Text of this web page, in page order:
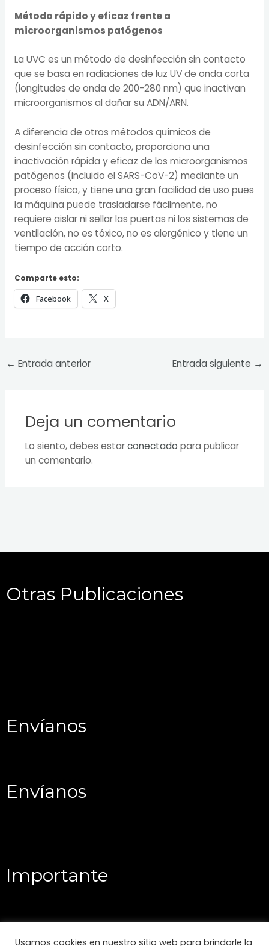
Método rápido y eficaz frente a
microorganismos patógenos
La UVC es un método de desinfección sin contacto
que se basa en radiaciones de luz UV de onda corta
(longitudes de onda de 200-280 nm) que inactivan
microorganismos al dañar su ADN/ARN.
A diferencia de otros métodos químicos de
desinfección sin contacto, proporciona una
inactivación rápida y eficaz de los microorganismos
patógenos (incluido el SARS-CoV-2) mediante un
proceso físico, y tiene una gran facilidad de uso pues
la máquina puede trasladarse fácilmente, no
requiere aislar ni sellar las puertas ni los sistemas de
ventilación, no es tóxico, no es alergénico y tiene un
tiempo de acción corto.
Comparte esto:
Facebook X
← Entrada anterior Entrada siguiente →
Deja un comentario
Lo siento, debes estarconectado para publicar
un comentario.
Otras Publicaciones
Envíanos
Envíanos
Importante
Usamos cookies en nuestro sitio web para brindarle la